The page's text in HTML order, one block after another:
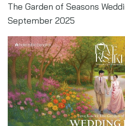
The Garden of Seasons
September 2025